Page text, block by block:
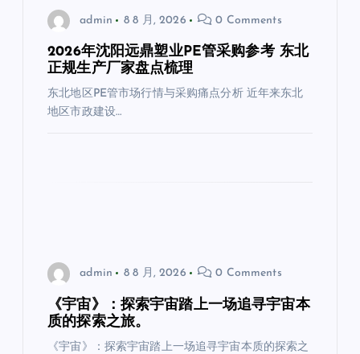
admin 8 8 月, 2026 0 Comments
2026年沈阳远鼎塑业PE管采购参考 东北
正规生产厂家盘点梳理
东北地区PE管市场行情与采购痛点分析 近年来东北
地区市政建设…
admin 8 8 月, 2026 0 Comments
《宇宙》：探索宇宙踏上一场追寻宇宙本
质的探索之旅。
《宇宙》：探索宇宙踏上一场追寻宇宙本质的探索之